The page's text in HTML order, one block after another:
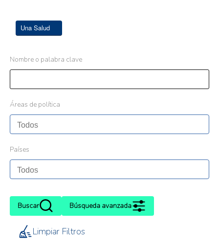
Una Salud
Nombre o palabra clave
Áreas de política
Países
Buscar Búsqueda avanzada
Limpiar Filtros